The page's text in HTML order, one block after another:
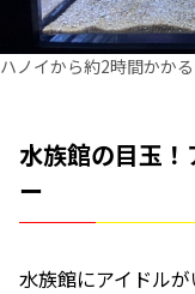
ハノイから約2時間かか
水族館の目玉！
ー
水族館にアイドル